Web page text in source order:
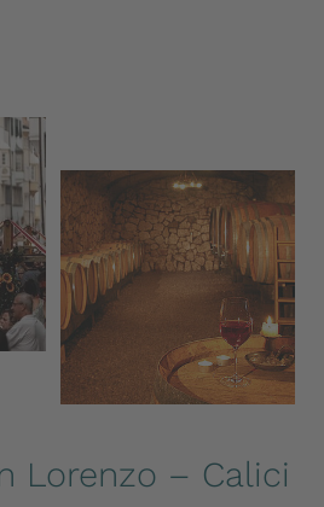
Lorenzo – Calici